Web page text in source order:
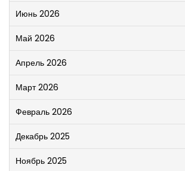
Июнь 2026
Май 2026
Апрель 2026
Март 2026
Февраль 2026
Декабрь 2025
Ноябрь 2025